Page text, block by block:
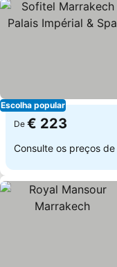
Escolha popular
De € 223
Consulte os preços de